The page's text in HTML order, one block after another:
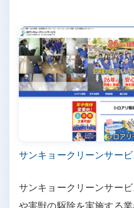
サンキョークリーンサー
サンキョークリーンサー
や害獣の駆除を実施する